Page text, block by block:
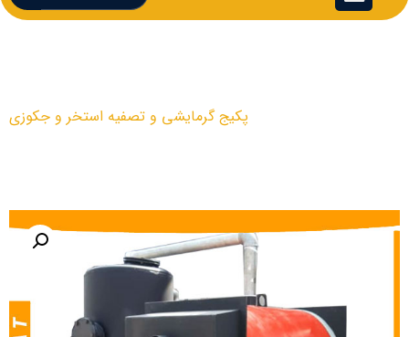
پکیج گرمایشی و تصفیه استخر و
پکیج گرمایشی و تصفیه استخر و جکوزی